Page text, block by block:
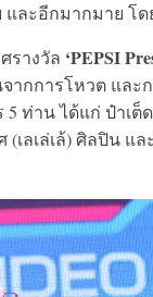
ฯ และอีกมากมา
รางวัล ‘PEPSI
กการโหวต และ
ท่าน ได้แก่ ป๋าเ
เลเล่เล้) ศิลปิน แ